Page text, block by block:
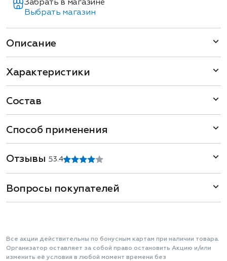
Забрать в магазине
Выбрать магазин
Описание
Характеристики
Состав
Способ применения
Отзывы 53.4
Вопросы покупателей
Все акции действительны по бонусным картам при наличии товара.
Организатор оставляет за собой право остановить Акцию и/или
изменить её условия в любой момент времени без